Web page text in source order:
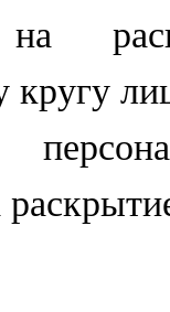
на
кругу